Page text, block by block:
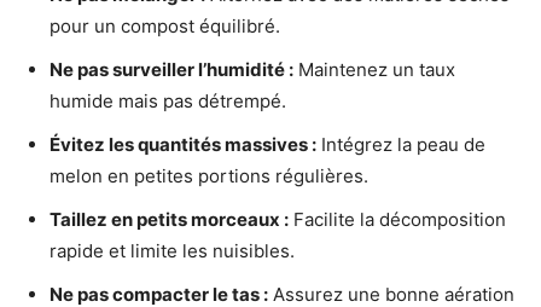
pour un compost équilibré.
Ne pas surveiller l’humidité : Maintenez un taux
humide mais pas détrempé.
Évitez les quantités massives : Intégrez la peau de
melon en petites portions régulières.
Taillez en petits morceaux : Facilite la décomposition
rapide et limite les nuisibles.
Ne pas compacter le tas : Assurez une bonne aération